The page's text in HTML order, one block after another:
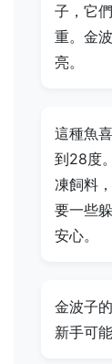
子，它
重。金
亮。
這種魚
到28度
凍飼料
要一些
安心。
金波子
新手可